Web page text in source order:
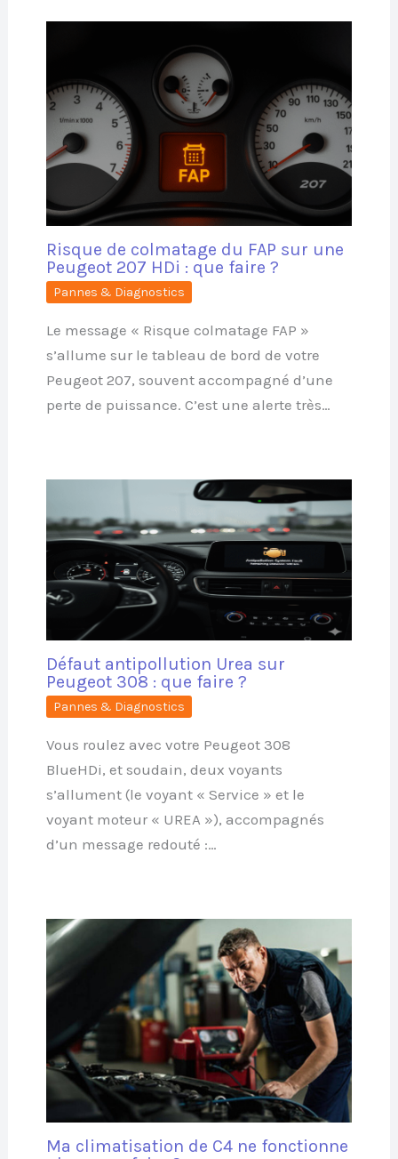
Risque de colmatage du FAP sur une
Peugeot 207 HDi : que faire ?
Pannes & Diagnostics
Le message « Risque colmatage FAP »
s’allume sur le tableau de bord de votre
Peugeot 207, souvent accompagné d’une
perte de puissance. C’est une alerte très…
Défaut antipollution Urea sur
Peugeot 308 : que faire ?
Pannes & Diagnostics
Vous roulez avec votre Peugeot 308
BlueHDi, et soudain, deux voyants
s’allument (le voyant « Service » et le
voyant moteur « UREA »), accompagnés
d’un message redouté :…
Ma climatisation de C4 ne fonctionne